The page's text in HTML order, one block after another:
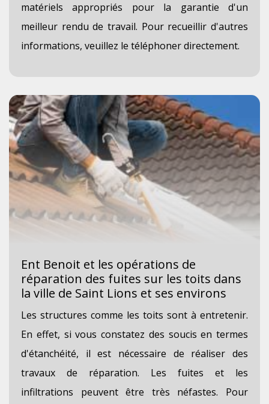
matériels appropriés pour la garantie d'un
meilleur rendu de travail. Pour recueillir d'autres
informations, veuillez le téléphoner directement.
Ent Benoit et les opérations de
réparation des fuites sur les toits dans
la ville de Saint Lions et ses environs
Les structures comme les toits sont à entretenir.
En effet, si vous constatez des soucis en termes
d'étanchéité, il est nécessaire de réaliser des
travaux de réparation. Les fuites et les
infiltrations peuvent être très néfastes. Pour